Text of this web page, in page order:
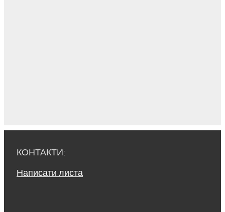
КОНТАКТИ:
Написати листа